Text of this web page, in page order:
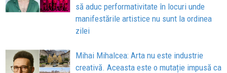
să aduc performativitate în locuri unde
manifestările artistice nu sunt la ordinea
zilei
Mihai Mihalcea: Arta nu este industrie
creativă. Aceasta este o mutație impusă ca